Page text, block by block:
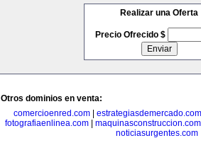
Realizar una Oferta
Precio Ofrecido $
Otros dominios en venta:
comercioenred.com| estrategiasdemercado.com
fotografiaenlinea.com
maquinasconstruccion.com
noticiasurgentes.com